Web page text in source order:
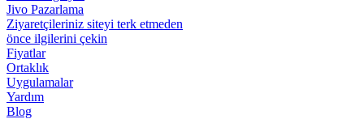
Jivo Pazarlama
Ziyaretçileriniz siteyi terk etmeden
önce ilgilerini çekin
Fiyatlar
Ortaklık
Uygulamalar
Yardım
Blog